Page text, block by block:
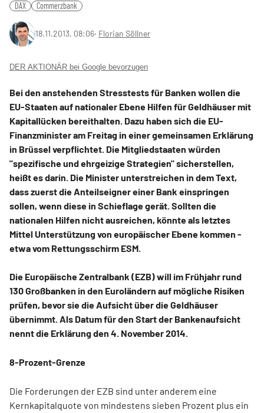
DAX Commerzbank
18.11.2013, 08:06‧ Florian Söllner
DER AKTIONÄR bei Google bevorzugen
Bei den anstehenden Stresstests für Banken wollen die
EU-Staaten auf nationaler Ebene Hilfen für Geldhäuser mit
Kapitallücken bereithalten. Dazu haben sich die EU-
Finanzminister am Freitag in einer gemeinsamen Erklärung
in Brüssel verpflichtet. Die Mitgliedstaaten würden
"spezifische und ehrgeizige Strategien" sicherstellen,
heißt es darin. Die Minister unterstreichen in dem Text,
dass zuerst die Anteilseigner einer Bank einspringen
sollen, wenn diese in Schieflage gerät. Sollten die
nationalen Hilfen nicht ausreichen, könnte als letztes
Mittel Unterstützung von europäischer Ebene kommen -
etwa vom Rettungsschirm ESM.
Die Europäische Zentralbank (EZB) will im Frühjahr rund
130 Großbanken in den Euroländern auf mögliche Risiken
prüfen, bevor sie die Aufsicht über die Geldhäuser
übernimmt. Als Datum für den Start der Bankenaufsicht
nennt die Erklärung den 4. November 2014.
8-Prozent-Grenze
Die Forderungen der EZB sind unter anderem eine
Kernkapitalquote von mindestens sieben Prozent plus ein